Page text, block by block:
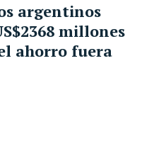
argentinos
millones
ahorro fuera